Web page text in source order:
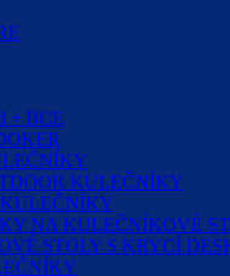
+ BCE
KULEČNÍKY
NA KULEČNÍKOVÉ
STOLY S KRYCÍ